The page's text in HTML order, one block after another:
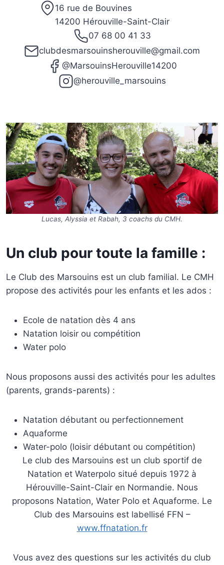
16 rue de Bouvines
14200 Hérouville-Saint-Clair
07 68 00 41 33
clubdesmarsouinsherouville@gmail.com
@MarsouinsHerouville14200
@herouville_marsouins
Lucas, Alyssia et Rabah, 3 coachs du CMH.
Un club pour toute la famille :
Le Club des Marsouins est un club familial. Le CMH
propose des activités pour les enfants et les ados :
Ecole de natation dès 4 ans
Natation loisir ou compétition
Water polo
Nous proposons aussi des activités pour les adultes
(parents, grands-parents) :
Natation débutant ou perfectionnement
Aquaforme
Water-polo (loisir débutant ou compétition)
Le club des Marsouins est un club sportif de
Natation et Waterpolo situé depuis 1972 à
Hérouville-Saint-Clair en Normandie. Nous
proposons Natation, Water Polo et Aquaforme. Le
Club des Marsouins est labellisé FFN –
www.ffnatation.fr
Vous avez des questions sur les activités du club